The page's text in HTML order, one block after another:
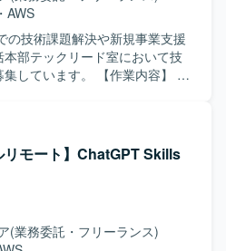
技術スタックを取り入れた開
があります。
術的負債の解消や継続的な改
ましいです。 【ポジショ
からインフラまで幅広い技術領
クトとして技術選定やシステ
経験を積むことができます。
ドはReactやVue.js等を用い、バ
装を行います。 インフラおよび
のいずれかを利用し、
活用した構成管理を行いま
部API・サービスとの連携も行
・ AWS
の技術課題解決や新規事業支援
部テックリード室において技
。 【作業内容】 あ
携しながら、開発組織および
課題を特定・解決していきま
社横断プロジェクトや新規事
キテクチャレビューや技術的
を支援します。インフラ、ア
ン化を推進し、生産性向上と
組織の課題解決、エンジニア
リモート】ChatGPT Skills
(業務委託・フリーランス)